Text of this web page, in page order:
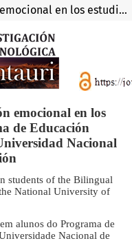
Importancia de la educación emocional en los estudiantes del Programa de Educación Intercultural Bilingüe de la Universidad Nacional de Educación